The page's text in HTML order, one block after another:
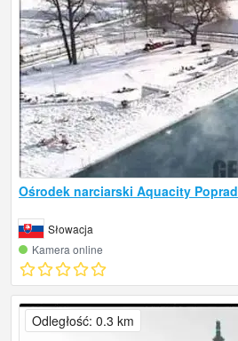
Ośrodek narciarski Aquacity Poprad
Słowacja
Kamera online
Odległość: 0.3 km